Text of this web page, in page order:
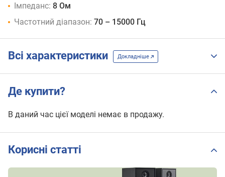
Імпеданс: 8 Ом
Частотний діапазон: 70 – 15000 Гц
Всі характеристики Докладніше
Де купити?
В даний час цієї моделі немає в продажу.
Корисні статті